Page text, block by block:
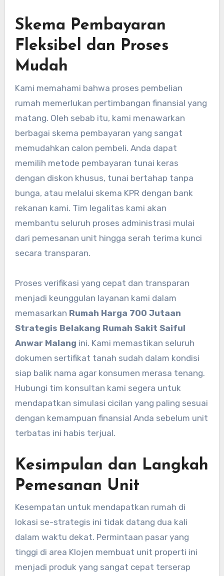
Skema Pembayaran
Fleksibel dan Proses
Mudah
Kami memahami bahwa proses pembelian
rumah memerlukan pertimbangan finansial yang
matang. Oleh sebab itu, kami menawarkan
berbagai skema pembayaran yang sangat
memudahkan calon pembeli. Anda dapat
memilih metode pembayaran tunai keras
dengan diskon khusus, tunai bertahap tanpa
bunga, atau melalui skema KPR dengan bank
rekanan kami. Tim legalitas kami akan
membantu seluruh proses administrasi mulai
dari pemesanan unit hingga serah terima kunci
secara transparan.
Proses verifikasi yang cepat dan transparan
menjadi keunggulan layanan kami dalam
memasarkan Rumah Harga 700 Jutaan
Strategis Belakang Rumah Sakit Saiful
Anwar Malang ini. Kami memastikan seluruh
dokumen sertifikat tanah sudah dalam kondisi
siap balik nama agar konsumen merasa tenang.
Hubungi tim konsultan kami segera untuk
mendapatkan simulasi cicilan yang paling sesuai
dengan kemampuan finansial Anda sebelum unit
terbatas ini habis terjual.
Kesimpulan dan Langkah
Pemesanan Unit
Kesempatan untuk mendapatkan rumah di
lokasi se-strategis ini tidak datang dua kali
dalam waktu dekat. Permintaan pasar yang
tinggi di area Klojen membuat unit properti ini
menjadi produk yang sangat cepat terserap